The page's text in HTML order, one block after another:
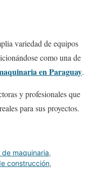
variedad de equipos
como una de
en Paraguay.
y profesionales que
para sus proyectos.
de maquinaria,
construcción,